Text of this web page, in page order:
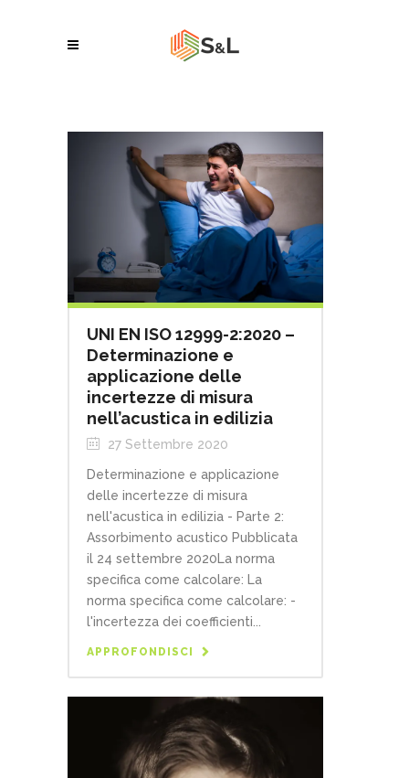
UNI EN ISO 12999-2:2020 –
Determinazione e
applicazione delle
incertezze di misura
nell’acustica in edilizia
27 Settembre 2020
Determinazione e applicazione
delle incertezze di misura
nell'acustica in edilizia - Parte 2:
Assorbimento acustico Pubblicata
il 24 settembre 2020La norma
specifica come calcolare: La
norma specifica come calcolare: -
l'incertezza dei coefficienti...
APPROFONDISCI